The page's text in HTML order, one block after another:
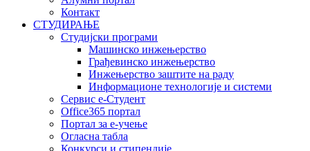
Контакт
СТУДИРАЊЕ
Студијски програми
Машинско инжењерство
Грађевинско инжењерство
Инжењерство заштите на раду
Информационе технологије и системи
Сервис е-Студент
Office365 портал
Портал за е-учење
Огласна табла
Конкурси и стипендије